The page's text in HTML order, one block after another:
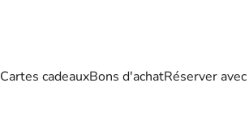
Cartes cadeauxBons d'achatRéserver